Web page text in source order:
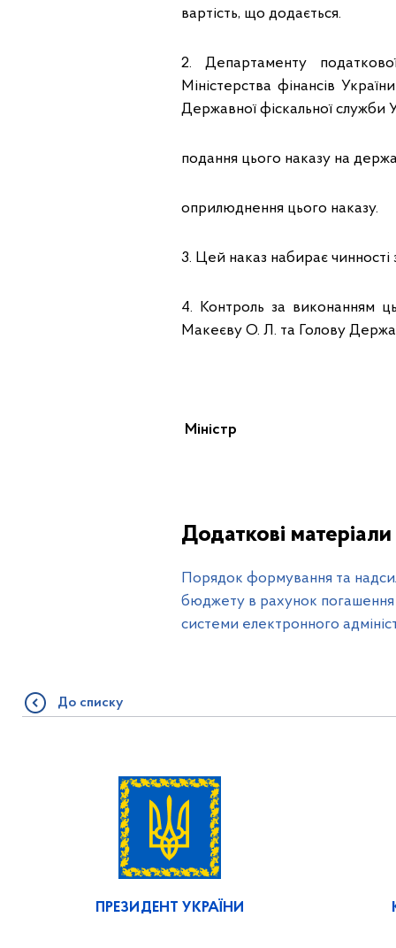
вартість, що додається.
2. Департаменту
Міністерства фінансів
Державної фіскальної служби
подання цього наказу на
оприлюднення цього наказу.
3. Цей наказ набирає чинності
4. Контроль за виконанням
Макеєву О. Л. та Голову
Додаткові матеріали
Порядок формування та
бюджету в рахунок погашення
системи електронного
До списку
ПРЕЗИДЕНТ УКРАЇНИ